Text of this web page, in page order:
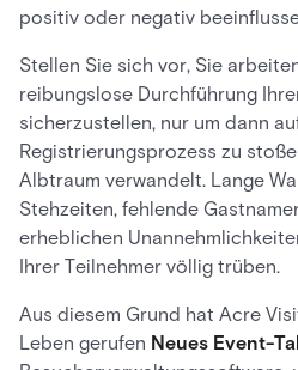
positiv oder negativ
Stellen Sie sich vor, Sie
reibungslose Durchführung
sicherzustellen, nur um dann
Registrierungsprozess zu
Albtraum verwandelt. Lange
Stehzeiten, fehlende
erheblichen
Ihrer Teilnehmer völlig trüben.
Aus diesem Grund hat Acre
Leben gerufen Neues Event-